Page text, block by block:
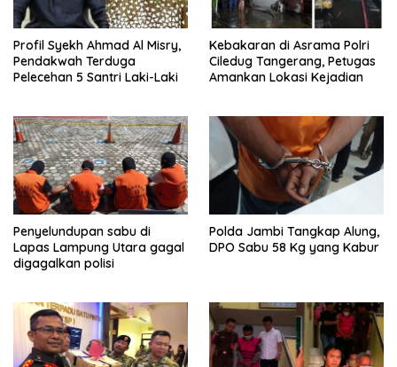
Profil Syekh Ahmad Al Misry,
Pendakwah Terduga
Pelecehan 5 Santri Laki-Laki
Kebakaran di Asrama Polri
Ciledug Tangerang, Petugas
Amankan Lokasi Kejadian
Penyelundupan sabu di
Lapas Lampung Utara gagal
digagalkan polisi
Polda Jambi Tangkap Alung,
DPO Sabu 58 Kg yang Kabur